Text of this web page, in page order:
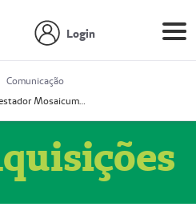
Login
Comunicação
Prestador Mosaicum Espaço Clínico Ltda (51004352-0)